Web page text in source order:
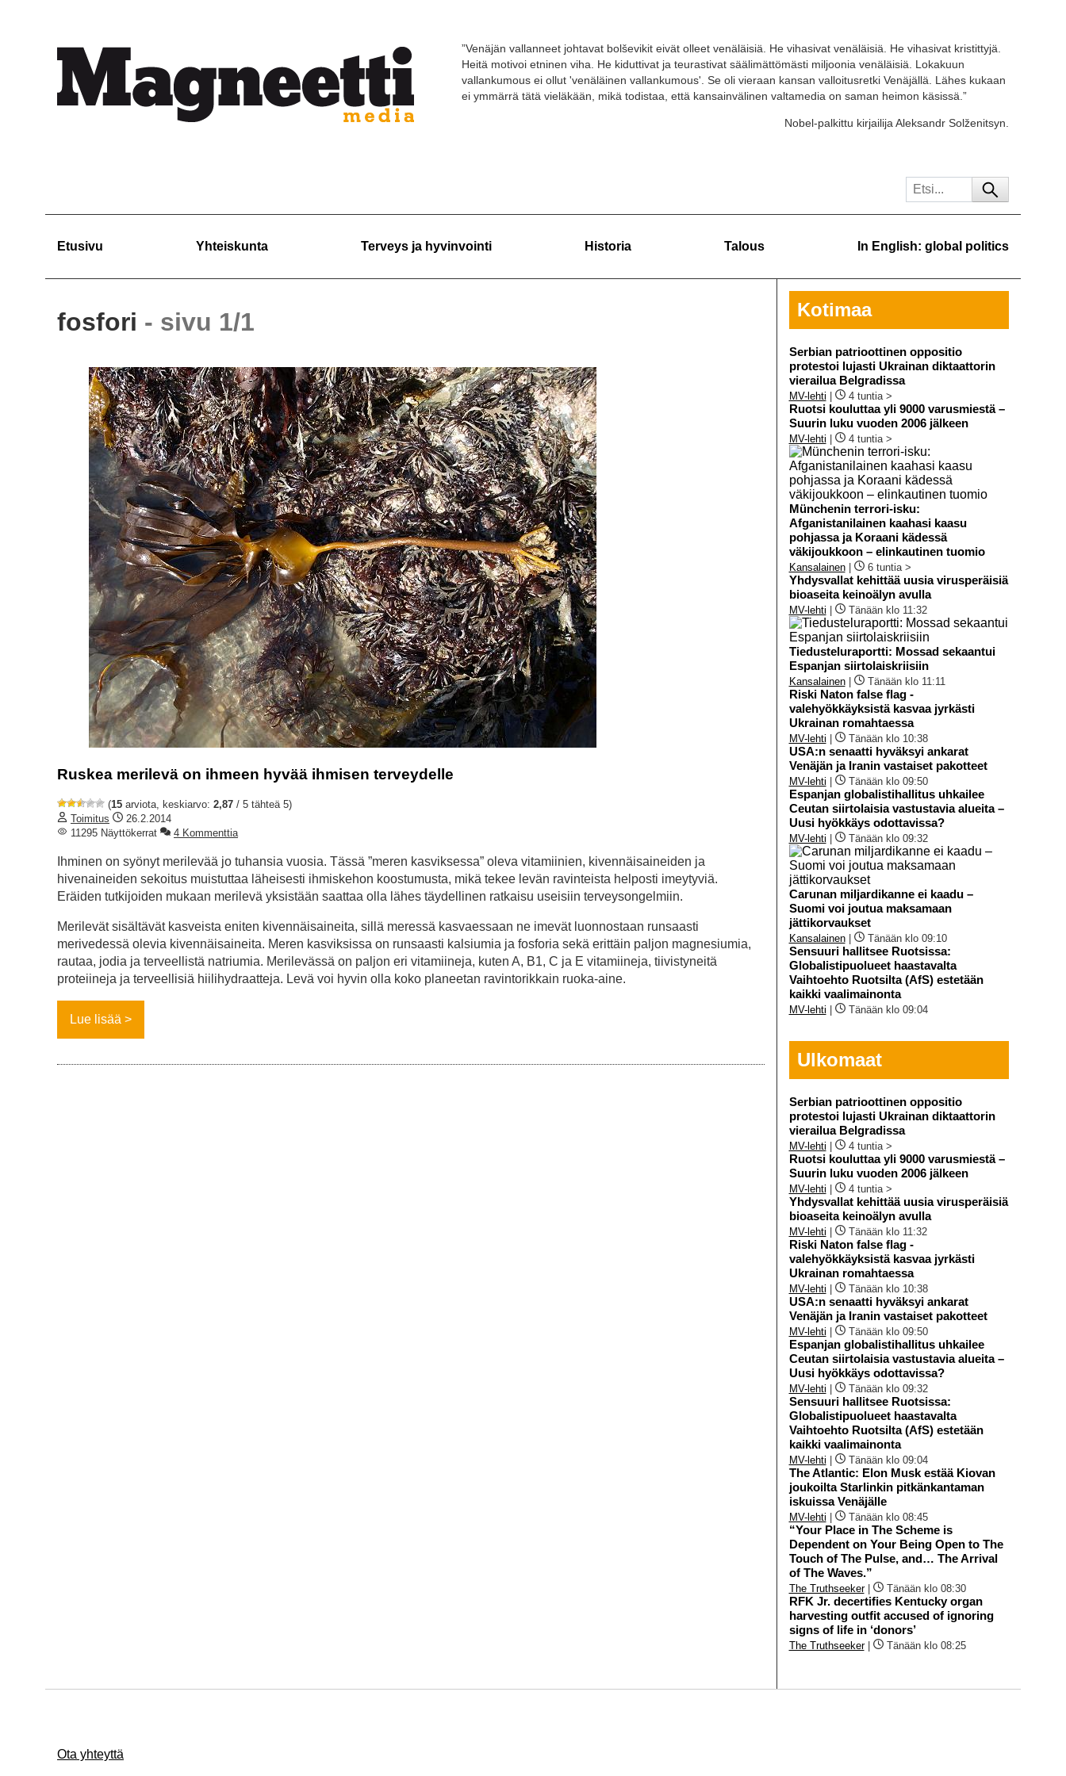
”Venäjän vallanneet johtavat bolševikit eivät olleet venäläisiä. He vihasivat venäläisiä. He vihasivat kristittyjä.
Heitä motivoi etninen viha. He kiduttivat ja teurastivat säälimättömästi miljoonia venäläisiä. Lokakuun
vallankumous ei ollut 'venäläinen vallankumous'. Se oli vieraan kansan valloitusretki Venäjällä. Lähes kukaan
ei ymmärrä tätä vieläkään, mikä todistaa, että kansainvälinen valtamedia on saman heimon käsissä.”
Nobel-palkittu kirjailija Aleksandr Solženitsyn.
Etusivu Yhteiskunta Terveys ja hyvinvointi Historia Talous In English: global politics
fosfori - sivu 1/1
Ruskea merilevä on ihmeen hyvää ihmisen terveydelle
(15 arviota, keskiarvo: 2,87 / 5 tähteä 5)
Toimitus
26.2.2014
11295 Näyttökerrat
4 Kommenttia
Ihminen on syönyt merilevää jo tuhansia vuosia. Tässä ”meren kasviksessa” oleva vitamiinien, kivennäisaineiden ja
hivenaineiden sekoitus muistuttaa läheisesti ihmiskehon koostumusta, mikä tekee levän ravinteista helposti imeytyviä.
Eräiden tutkijoiden mukaan merilevä yksistään saattaa olla lähes täydellinen ratkaisu useisiin terveysongelmiin.
Merilevät sisältävät kasveista eniten kivennäisaineita, sillä meressä kasvaessaan ne imevät luonnostaan runsaasti
merivedessä olevia kivennäisaineita. Meren kasviksissa on runsaasti kalsiumia ja fosforia sekä erittäin paljon magnesiumia,
rautaa, jodia ja terveellistä natriumia. Merilevässä on paljon eri vitamiineja, kuten A, B1, C ja E vitamiineja, tiivistyneitä
proteiineja ja terveellisiä hiilihydraatteja. Levä voi hyvin olla koko planeetan ravintorikkain ruoka-aine.
Lue lisää
Kotimaa
Serbian patrioottinen oppositio
protestoi lujasti Ukrainan diktaattorin
vierailua Belgradissa
MV-lehti 4 tuntia >
Ruotsi kouluttaa yli 9000 varusmiestä –
Suurin luku vuoden 2006 jälkeen
MV-lehti 4 tuntia >
Münchenin terrori-isku:
Afganistanilainen kaahasi kaasu
pohjassa ja Koraani kädessä
väkijoukkoon – elinkautinen tuomio
Kansalainen| 6 tuntia >
Yhdysvallat kehittää uusia virusperäisiä
bioaseita keinoälyn avulla
MV-lehti Tänään klo 11:32
Tiedusteluraportti: Mossad sekaantui
Espanjan siirtolaiskriisiin
Kansalainen| Tänään klo 11:11
Riski Naton false flag -
valehyökkäyksistä kasvaa jyrkästi
Ukrainan romahtaessa
MV-lehti Tänään klo 10:38
USA:n senaatti hyväksyi ankarat
Venäjän ja Iranin vastaiset pakotteet
MV-lehti Tänään klo 09:50
Espanjan globalistihallitus uhkailee
Ceutan siirtolaisia vastustavia alueita –
Uusi hyökkäys odottavissa?
MV-lehti Tänään klo 09:32
Carunan miljardikanne ei kaadu –
Suomi voi joutua maksamaan
jättikorvaukset
Kansalainen| Tänään klo 09:10
Sensuuri hallitsee Ruotsissa:
Globalistipuolueet haastavalta
Vaihtoehto Ruotsilta (AfS) estetään
kaikki vaalimainonta
MV-lehti Tänään klo 09:04
Ulkomaat
Serbian patrioottinen oppositio
protestoi lujasti Ukrainan diktaattorin
vierailua Belgradissa
MV-lehti 4 tuntia >
Ruotsi kouluttaa yli 9000 varusmiestä –
Suurin luku vuoden 2006 jälkeen
MV-lehti 4 tuntia >
Yhdysvallat kehittää uusia virusperäisiä
bioaseita keinoälyn avulla
MV-lehti Tänään klo 11:32
Riski Naton false flag -
valehyökkäyksistä kasvaa jyrkästi
Ukrainan romahtaessa
MV-lehti Tänään klo 10:38
USA:n senaatti hyväksyi ankarat
Venäjän ja Iranin vastaiset pakotteet
MV-lehti Tänään klo 09:50
Espanjan globalistihallitus uhkailee
Ceutan siirtolaisia vastustavia alueita –
Uusi hyökkäys odottavissa?
MV-lehti Tänään klo 09:32
Sensuuri hallitsee Ruotsissa:
Globalistipuolueet haastavalta
Vaihtoehto Ruotsilta (AfS) estetään
kaikki vaalimainonta
MV-lehti Tänään klo 09:04
The Atlantic: Elon Musk estää Kiovan
joukoilta Starlinkin pitkänkantaman
iskuissa Venäjälle
MV-lehti Tänään klo 08:45
“Your Place in The Scheme is
Dependent on Your Being Open to The
Touch of The Pulse, and… The Arrival
of The Waves.”
The Truthseeker| Tänään klo 08:30
RFK Jr. decertifies Kentucky organ
harvesting outfit accused of ignoring
signs of life in ‘donors’
The Truthseeker| Tänään klo 08:25
Ota yhteyttä